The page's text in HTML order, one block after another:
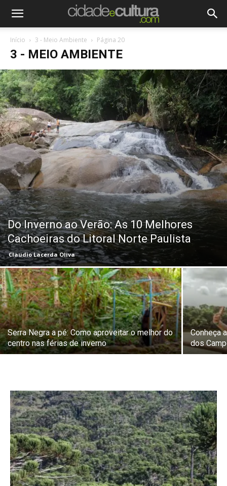
Início 3 - Meio Ambiente Página 20
3 - MEIO AMBIENTE
Do Inverno ao Verão: As 10 Melhores
Cachoeiras do Litoral Norte Paulista
Claudio Lacerda Oliva
Serra Negra a pé: Como aproveitar o melhor do
centro nas férias de inverno
Conheça
dos